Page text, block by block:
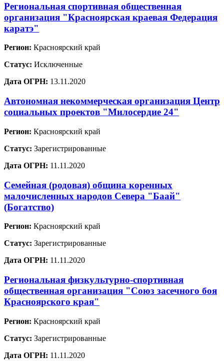
Региональная спортивная общественная
организация "Красноярская краевая Федерация
каратэ"
Регион: Красноярский край
Статус: Исключенные
Дата ОГРН: 13.11.2020
Автономная некоммерческая организация Центр
социальных проектов "Милосердие 24"
Регион: Красноярский край
Статус: Зарегистрированные
Дата ОГРН: 11.11.2020
Семейная (родовая) община коренных
малочисленных народов Севера "Баай"
(Богатство)
Регион: Красноярский край
Статус: Зарегистрированные
Дата ОГРН: 11.11.2020
Региональная физкультурно-спортивная
общественная организация "Союз засечного боя
Красноярского края"
Регион: Красноярский край
Статус: Зарегистрированные
Дата ОГРН: 11.11.2020